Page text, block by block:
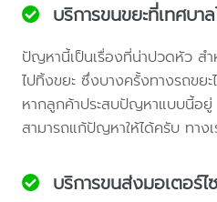
บริการขนขยะที่เทศบา
ปัญหานี้เป็นเรื่องที่น่าปวดหัว ส
ไปทิ้งขยะ ซึ่งบางครั้งทางรถขยะ
หากลูกค้าประสบปัญหาแบบนี้อยู่
สามารถแก้ปัญหาให้ได้ครับ ทาง
บริการขนส่งมอเตอร์ไ